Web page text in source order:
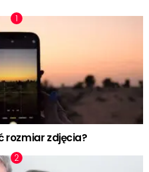
rozmiar zdjęcia?